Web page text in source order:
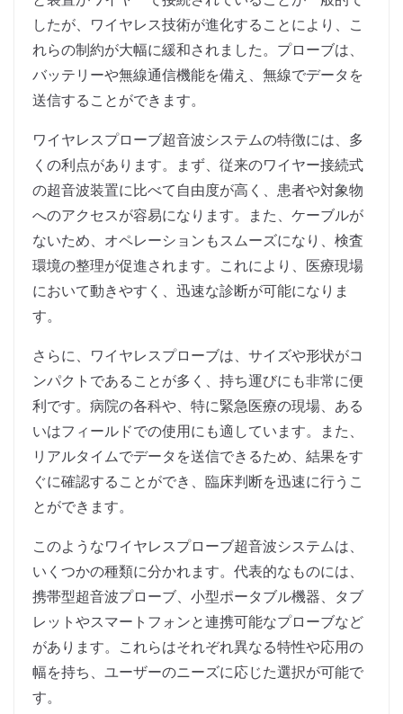
したが、ワイヤレス技術が進化することにより、こ
れらの制約が大幅に緩和されました。プローブは、
バッテリーや無線通信機能を備え、無線でデータを
送信することができます。
ワイヤレスプローブ超音波システムの特徴には、多
くの利点があります。まず、従来のワイヤー接続式
の超音波装置に比べて自由度が高く、患者や対象物
へのアクセスが容易になります。また、ケーブルが
ないため、オペレーションもスムーズになり、検査
環境の整理が促進されます。これにより、医療現場
において動きやすく、迅速な診断が可能になりま
す。
さらに、ワイヤレスプローブは、サイズや形状がコ
ンパクトであることが多く、持ち運びにも非常に便
利です。病院の各科や、特に緊急医療の現場、ある
いはフィールドでの使用にも適しています。また、
リアルタイムでデータを送信できるため、結果をす
ぐに確認することができ、臨床判断を迅速に行うこ
とができます。
このようなワイヤレスプローブ超音波システムは、
いくつかの種類に分かれます。代表的なものには、
携帯型超音波プローブ、小型ポータブル機器、タブ
レットやスマートフォンと連携可能なプローブなど
があります。これらはそれぞれ異なる特性や応用の
幅を持ち、ユーザーのニーズに応じた選択が可能で
す。